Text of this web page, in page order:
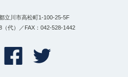
立川市高松町1-100-25-5F
代）／FAX：042-528-1442